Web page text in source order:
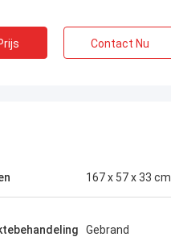
Contact Nu
167 x 57 x 33 cm
Gebrand